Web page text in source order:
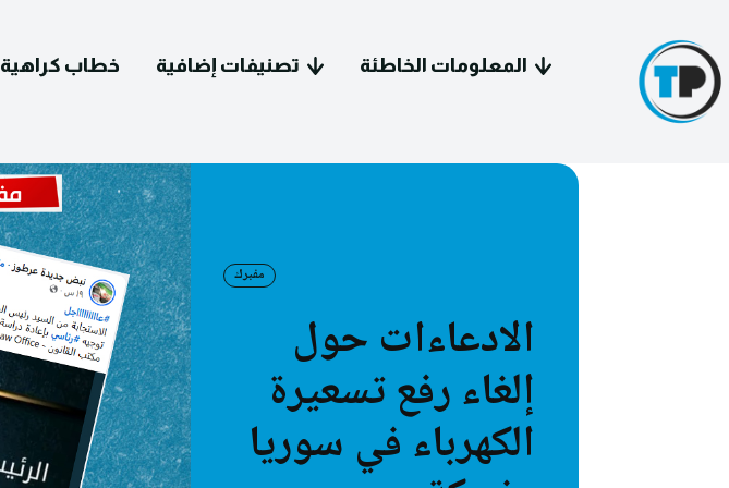
English
سياسة التصحيح
معلومات عنا
فيديوغرافيك
مدونة
خطاب كراهية تصنيفات إضافية
المعلومات الخاطئة
مفبرك
الادعاءات حول
إلغاء رفع تسعيرة
الكهرباء في سوريا